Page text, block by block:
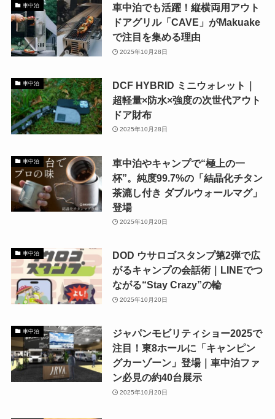
車中泊
車中泊でも活躍！縦横両用アウト
ドアグリル「CAVE」がMakuake
で注目を集める理由
2025年10月28日
車中泊
DCF HYBRID ミニウォレット｜
超軽量×防水×強度の次世代アウト
ドア財布
2025年10月28日
車中泊
車中泊やキャンプで“極上の一
杯”。純度99.7%の「結晶化チタン
茶漉し付き ダブルウォールマグ」
登場
2025年10月20日
車中泊
DOD ウサロゴスタンプ第2弾で広
がるキャンプの会話術｜LINEでつ
ながる“Stay Crazy”の輪
2025年10月20日
車中泊
ジャパンモビリティショー2025で
注目！東8ホールに「キャンピン
グカーゾーン」登場｜車中泊ファ
ン必見の約40台展示
2025年10月20日